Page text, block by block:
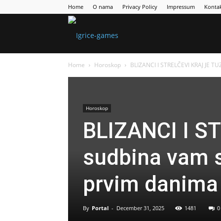
Home O nama Privacy Policy Impressum
Home Horoskop BLIZANCI I STRELČEVI KRAJ JE
Horoskop
BLIZANCI I
sudbina vam
prvim
By Portal - December 31, 2025 1481 0